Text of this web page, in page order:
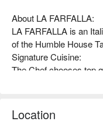
About LA FARFALLA:
LA FARFALLA is an
of the Humble House
Signature Cuisine:
The Chef chooses top
your dining experience
Splendid Decoration:
Location